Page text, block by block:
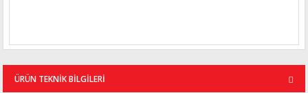
ÜRÜN TEKNİK BİLGİLERİ